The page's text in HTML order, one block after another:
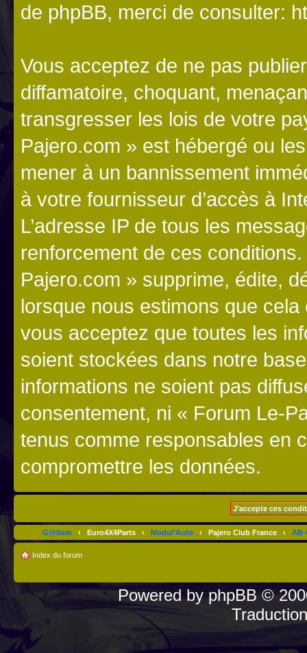
de phpBB, merci de consulter:
Vous acceptez de ne pas
diffamatoire, choquant,
transgresser les lois de votre
Pajero.com » est hébergé ou
mener à un bannissement
à votre fournisseur d’accès à
L’adresse IP de tous les
renforcement de ces
Pajero.com » supprime, édite,
lorsque nous estimons que cela
vous acceptez que toutes les
soient stockées dans notre
informations ne soient pas
consentement, ni « Forum Le-
tenus comme responsables en
compromettre les données.
G@lium ‹ Euro4X4Parts ‹ Modul'Auto ‹ Pajero Club France ‹ AB
Index du forum
Powered byphpBB©